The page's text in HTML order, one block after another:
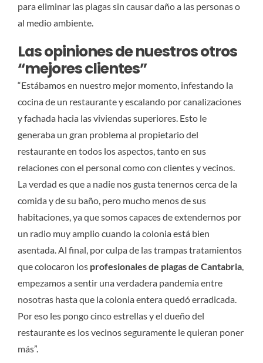
para eliminar las plagas sin causar daño a las personas o
al medio ambiente.
Las opiniones de nuestros otros
“mejores clientes”
“Estábamos en nuestro mejor momento, infestando la
cocina de un restaurante y escalando por canalizaciones
y fachada hacia las viviendas superiores. Esto le
generaba un gran problema al propietario del
restaurante en todos los aspectos, tanto en sus
relaciones con el personal como con clientes y vecinos.
La verdad es que a nadie nos gusta tenernos cerca de la
comida y de su baño, pero mucho menos de sus
habitaciones, ya que somos capaces de extendernos por
un radio muy amplio cuando la colonia está bien
asentada. Al final, por culpa de las trampas tratamientos
que colocaron los profesionales de plagas de Cantabria,
empezamos a sentir una verdadera pandemia entre
nosotras hasta que la colonia entera quedó erradicada.
Por eso les pongo cinco estrellas y el dueño del
restaurante es los vecinos seguramente le quieran poner
más”.